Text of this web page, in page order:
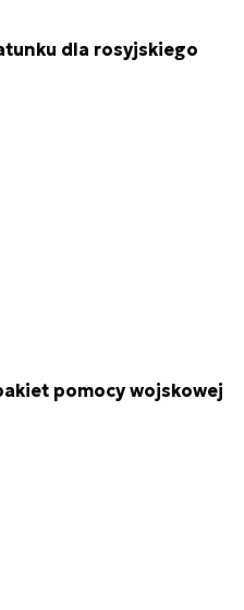
dla rosyjskiego
pomocy wojskowej